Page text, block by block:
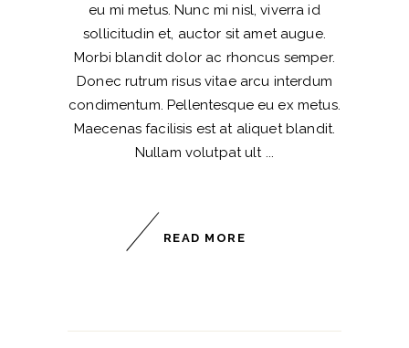
eu mi metus. Nunc mi nisl, viverra id
sollicitudin et, auctor sit amet augue.
Morbi blandit dolor ac rhoncus semper.
Donec rutrum risus vitae arcu interdum
condimentum. Pellentesque eu ex metus.
Maecenas facilisis est at aliquet blandit.
Nullam volutpat ult
READ MORE